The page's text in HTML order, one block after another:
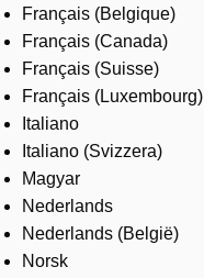
Français (Belgique)
Français (Canada)
Français (Suisse)
Français (Luxembourg)
Italiano
Italiano (Svizzera)
Magyar
Nederlands
Nederlands (België)
Norsk